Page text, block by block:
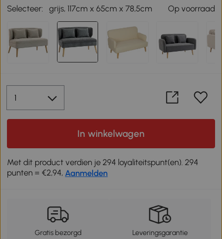
Selecteer: grijs, 117cm x 65cm x 78,5cm Op voorraad
In winkelwagen
Met dit product verdien je 294 loyaliteitspunt(en). 294
punten = €2,94, Aanmelden
Gratis bezorgd Leveringsgarantie